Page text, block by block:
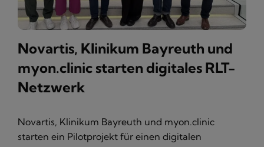
Novartis, Klinikum Bayreuth und
myon.clinic starten digitales RLT-
Netzwerk
Novartis, Klinikum Bayreuth und myon.clinic
starten ein Pilotprojekt für einen digitalen